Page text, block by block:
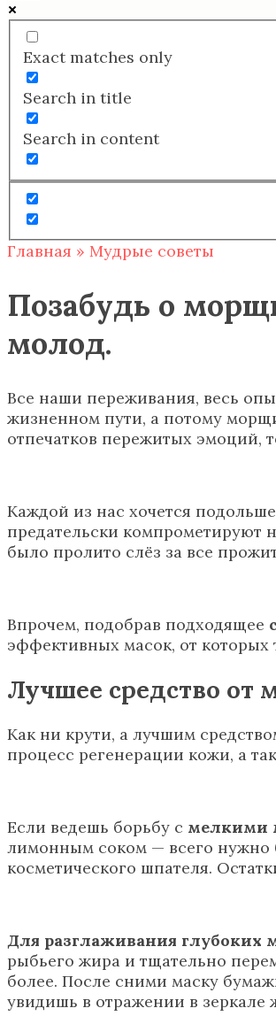
Exact matches only
Search in title
Search in content
Главная » Мудрые советы
Позабудь о
молод.
Все наши переживания, весь
жизненном пути, а потому
отпечатков пережитых эмоций,
Каждой из нас хочется
предательски компрометируют
было пролито слёз за все
Впрочем, подобрав подходящее
эффективных масок, от которых
Лучшее средство от
Как ни крути, а лучшим
процесс регенерации кожи, а
Если ведешь борьбу с мелкими
лимонным соком — всего нужно
косметического шпателя.
Для разглаживания глубоких
рыбьего жира и тщательно
более. После сними маску
увидишь в отражении в зеркале